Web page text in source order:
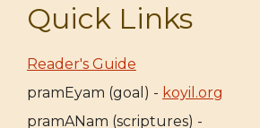
Quick Links
Reader's Guide
pramEyam (goal) - koyil.org
pramANam (scriptures) -